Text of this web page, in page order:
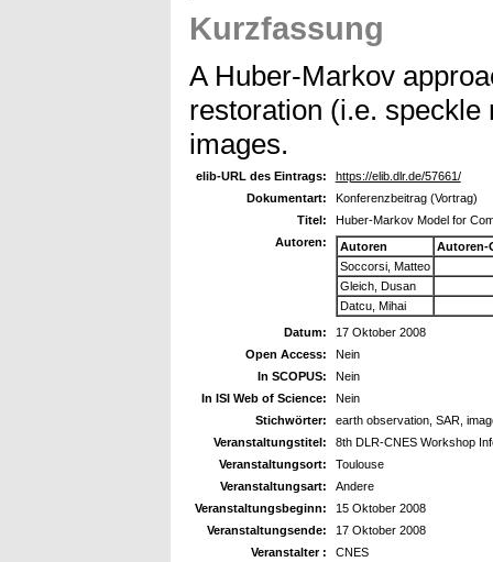
Kurzfassung
A Huber-Markov
restoration (i.e.
images.
elib-URL des Eintrags:
https://elib.dlr.de/57661/
Dokumentart:
Konferenzbeitrag (Vortrag)
Titel:
Huber-Markov Model for
Autoren:
Autoren
Autoren-
Soccorsi, Matteo
Gleich, Dusan
Datcu, Mihai
Datum:
17 Oktober 2008
Open Access:
Nein
In SCOPUS:
Nein
In ISI Web of Science:
Nein
Stichwörter:
earth observation, SAR,
Veranstaltungstitel:
8th DLR-CNES Workshop
Veranstaltungsort:
Toulouse
Veranstaltungsart:
Andere
Veranstaltungsbeginn:
15 Oktober 2008
Veranstaltungsende:
17 Oktober 2008
Veranstalter :
CNES